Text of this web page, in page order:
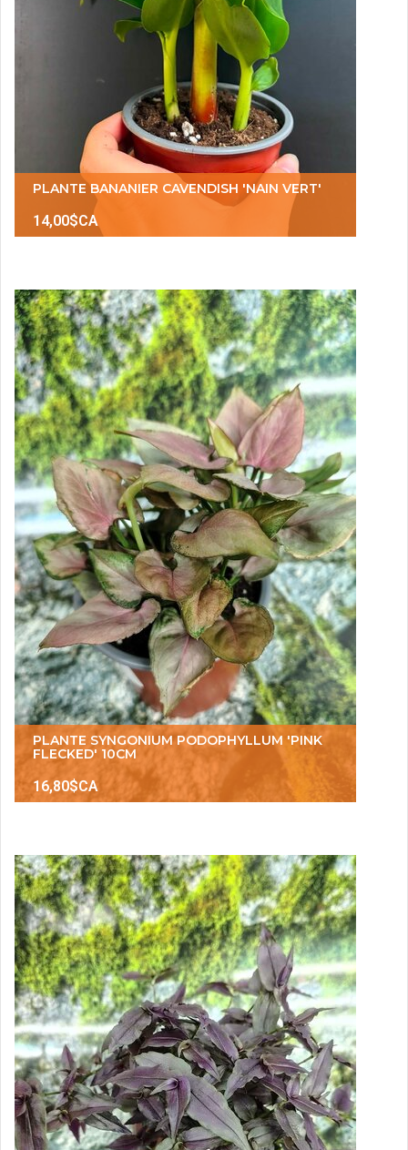
PLANTE BANANIER CAVENDISH 'NAIN VERT'
14,00$CA
PLANTE SYNGONIUM PODOPHYLLUM 'PINK
FLECKED' 10CM
16,80$CA